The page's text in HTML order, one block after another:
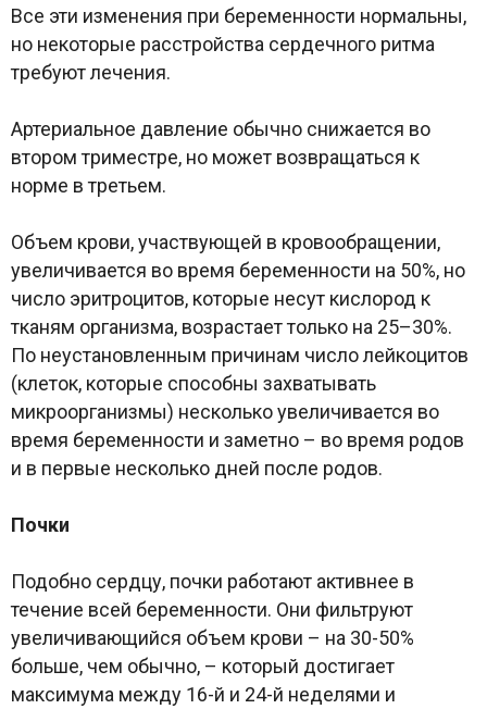
Все эти изменения при беременности нормальны,
но некоторые расстройства сердечного ритма
требуют лечения.
Артериальное давление обычно снижается во
втором триместре, но может возвращаться к
норме в третьем.
Объем крови, участвующей в кровообращении,
увеличивается во время беременности на 50%, но
число эритроцитов, которые несут кислород к
тканям организма, возрастает только на 25–30%.
По неустановленным причинам число лейкоцитов
(клеток, которые способны захватывать
микроорганизмы) несколько увеличивается во
время беременности и заметно – во время родов
и в первые несколько дней после родов.
Почки
Подобно сердцу, почки работают активнее в
течение всей беременности. Они фильтруют
увеличивающийся объем крови – на 30-50%
больше, чем обычно, – который достигает
максимума между 16-й и 24-й неделями и